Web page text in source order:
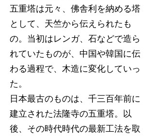
五重塔は元々、佛舎利を納める塔
として、天竺から伝えられたも
の。当初はレンガ、石などで造ら
れていたものが、中国や韓国に伝
わる過程で、木造に変化していっ
た。
日本最古のものは、千三百年前に
建立された法隆寺の五重塔。以
後、その時代時代の最新工法を取